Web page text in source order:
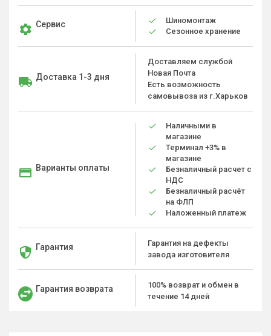
Сервис
Шиномонтаж
Сезонное хранение
Доставка 1-3 дня
Доставляем службой
Новая Почта
Есть возможность
самовывоза из г.Харьков
Варианты оплаты
Наличными в
магазине
Терминал +3% в
магазине
Безналичный расчет с
НДС
Безналичный расчёт
на ФЛП
Наложенный платеж
Гарантия
Гарантия на дефекты
завода изготовителя
Гарантия возврата
100% возврат и обмен в
течение 14 дней